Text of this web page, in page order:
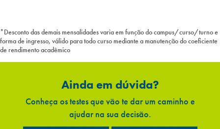
*Desconto das demais mensalidades varia em função do campus/curso/turno e
forma de ingresso, válido para todo curso mediante a manutenção do coeficiente
de rendimento acadêmico
Ainda em dúvida?
Conheça os testes que vão te dar um caminho e
ajudar na sua decisão.